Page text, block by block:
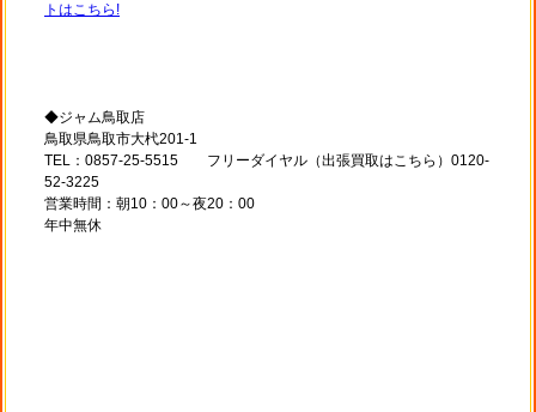
トはこちら!
◆ジャム鳥取店
鳥取県鳥取市大杙201-1
TEL：0857-25-5515 フリーダイヤル（出張買取はこちら）0120-
52-3225
営業時間：朝10：00～夜20：00
年中無休